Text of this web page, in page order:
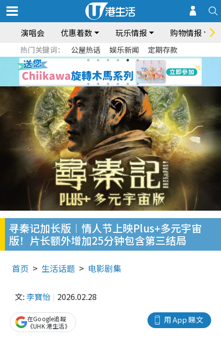
演唱会 优惠着数 玩乐情报 购物情报
热门关键词： 公屋热话 娱乐新闻 定期存款
寻秦记加长版︱情人节上映Plus+多元宇宙
版！片长额外增加25分钟包含第三结局
首页 生活话题 电影剧集
文: 李寶怡 2026.02.28
用 App 睇文
在Google追蹤
《UHK 港生活》